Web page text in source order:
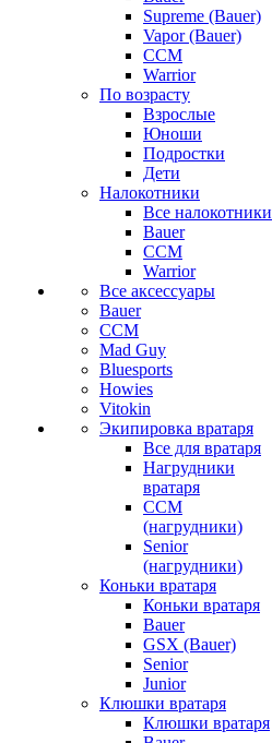
Supreme (Bauer)
Vapor (Bauer)
CCM
Warrior
По возрасту
Взрослые
Юноши
Подростки
Дети
Налокотники
Все налокотники
Bauer
CCM
Warrior
Все аксессуары
Bauer
CCM
Mad Guy
Bluesports
Howies
Vitokin
Экипировка вратаря
Все для вратаря
Нагрудники
вратаря
CCM
(нагрудники)
Senior
(нагрудники)
Коньки вратаря
Коньки вратаря
Bauer
GSX (Bauer)
Senior
Junior
Клюшки вратаря
Клюшки вратаря